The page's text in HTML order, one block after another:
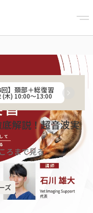
回】頚部＋総復習
(木) 10:00〜13:00
解説！超音波実
ろまで見る
ズ